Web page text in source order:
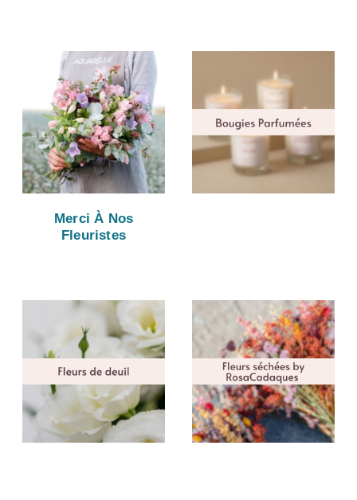
Merci À Nos
Fleuristes